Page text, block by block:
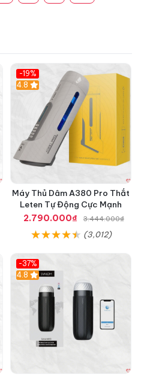
-19%
Hot
4.8
Máy Thủ Dâm A380 Pro Thắt
Leten Tự Động Cực Mạnh
2.790.000₫
3.444.000₫
(3,012)
-37%
4.8